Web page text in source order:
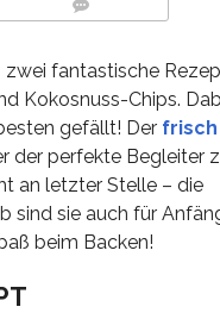
zwei fantastische
Kokosnuss-Chips.
gefällt! Der frisch
der perfekte Begleiter
an letzter Stelle – die
sind sie auch für
beim Backen!